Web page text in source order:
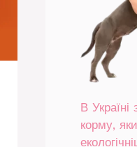
В
корму,